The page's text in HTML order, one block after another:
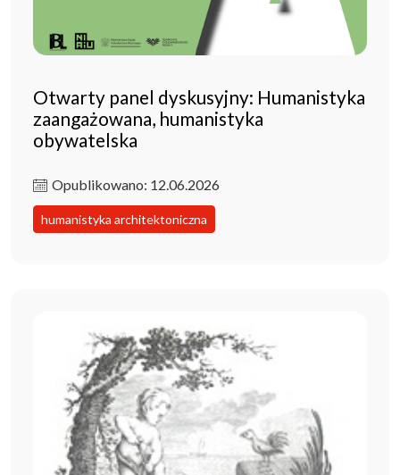
Otwarty panel dyskusyjny: Humanistyka
zaangażowana, humanistyka
obywatelska
Opublikowano: 12.06.2026
humanistyka architektoniczna